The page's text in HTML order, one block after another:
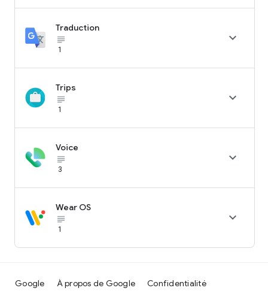
Traduction
subject_black
1

Trips
subject_black
1

Voice
subject_black
3

Wear OS
subject_black
1

Google À propos de Google Confidentialité